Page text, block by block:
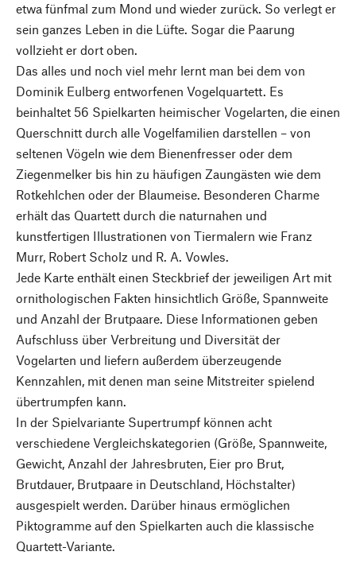
etwa fünfmal zum Mond und wieder zurück. So verlegt er
sein ganzes Leben in die Lüfte. Sogar die Paarung
vollzieht er dort oben.
Das alles und noch viel mehr lernt man bei dem von
Dominik Eulberg entworfenen Vogelquartett. Es
beinhaltet 56 Spielkarten heimischer Vogelarten, die einen
Querschnitt durch alle Vogelfamilien darstellen – von
seltenen Vögeln wie dem Bienenfresser oder dem
Ziegenmelker bis hin zu häufigen Zaungästen wie dem
Rotkehlchen oder der Blaumeise. Besonderen Charme
erhält das Quartett durch die naturnahen und
kunstfertigen Illustrationen von Tiermalern wie Franz
Murr, Robert Scholz und R. A. Vowles.
Jede Karte enthält einen Steckbrief der jeweiligen Art mit
ornithologischen Fakten hinsichtlich Größe, Spannweite
und Anzahl der Brutpaare. Diese Informationen geben
Aufschluss über Verbreitung und Diversität der
Vogelarten und liefern außerdem überzeugende
Kennzahlen, mit denen man seine Mitstreiter spielend
übertrumpfen kann.
In der Spielvariante Supertrumpf können acht
verschiedene Vergleichskategorien (Größe, Spannweite,
Gewicht, Anzahl der Jahresbruten, Eier pro Brut,
Brutdauer, Brutpaare in Deutschland, Höchstalter)
ausgespielt werden. Darüber hinaus ermöglichen
Piktogramme auf den Spielkarten auch die klassische
Quartett-Variante.